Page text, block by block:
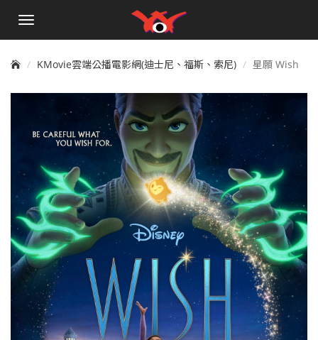
手
單
KMovie雲端公播電影網(迪士尼、福斯、索尼) 星願 Wish